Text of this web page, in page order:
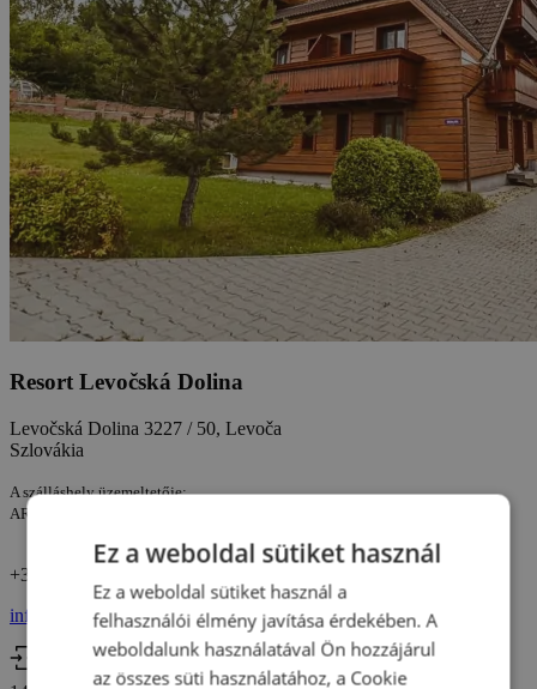
Resort Levočská Dolina
Levočská Dolina 3227 / 50, Levoča
Szlovákia
A szálláshely üzemeltetője:
ARPROG, akciová spoločnosť Poprad Cégjegyzékszám: 36168335
+36 46 463 422
info@travelking.hu
Bejelentkezés
Ez a weboldal sütiket használ
Ez a weboldal sütiket használ a
felhasználói élmény javítása érdekében. A
weboldalunk használatával Ön hozzájárul
az összes süti használatához, a Cookie